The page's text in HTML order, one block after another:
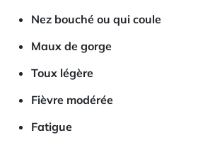
Nez bouché ou qui coule
Maux de gorge
Toux légère
Fièvre modérée
Fatigue